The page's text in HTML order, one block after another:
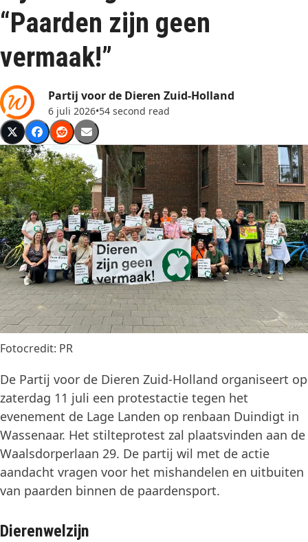
“Paarden zijn geen
vermaak!”
Partij voor de Dieren Zuid-Holland
6 juli 2026•54 second read
Fotocredit: PR
De Partij voor de Dieren Zuid-Holland organiseert op
zaterdag 11 juli een protestactie tegen het
evenement de Lage Landen op renbaan Duindigt in
Wassenaar. Het stilteprotest zal plaatsvinden aan de
Waalsdorperlaan 29. De partij wil met de actie
aandacht vragen voor het mishandelen en uitbuiten
van paarden binnen de paardensport.
Dierenwelzijn